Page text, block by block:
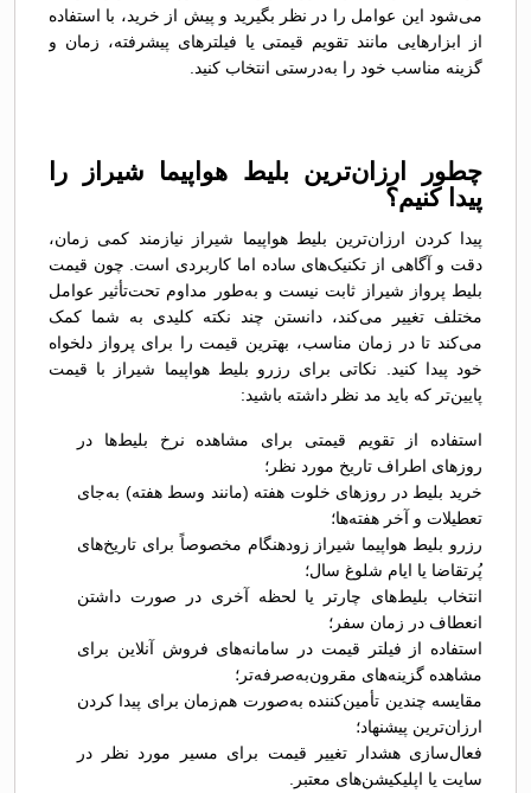
می‌شود این عوامل را در نظر بگیرید و پیش از خرید، با استفاده
از ابزارهایی مانند تقویم قیمتی یا فیلترهای پیشرفته، زمان و
گزینه مناسب خود را به‌درستی انتخاب کنید.
چطور ارزان‌ترین بلیط هواپیما شیراز را
پیدا کنیم؟
پیدا کردن ارزان‌ترین بلیط هواپیما شیراز نیازمند کمی زمان،
دقت و آگاهی از تکنیک‌های ساده اما کاربردی است. چون قیمت
بلیط پرواز شیراز ثابت نیست و به‌طور مداوم تحت‌تأثیر عوامل
مختلف تغییر می‌کند، دانستن چند نکته کلیدی به شما کمک
می‌کند تا در زمان مناسب، بهترین قیمت را برای پرواز دلخواه
خود پیدا کنید. نکاتی برای رزرو بلیط هواپیما شیراز با قیمت
پایین‌تر که باید مد نظر داشته باشید:
استفاده از تقویم قیمتی برای مشاهده نرخ بلیط‌ها در
روزهای اطراف تاریخ مورد نظر؛
خرید بلیط در روزهای خلوت هفته (مانند وسط هفته) به‌جای
تعطیلات و آخر هفته‌ها؛
رزرو بلیط هواپیما شیراز زودهنگام مخصوصاً برای تاریخ‌های
پُرتقاضا یا ایام شلوغ سال؛
انتخاب بلیط‌های چارتر یا لحظه آخری در صورت داشتن
انعطاف در زمان سفر؛
استفاده از فیلتر قیمت در سامانه‌های فروش آنلاین برای
مشاهده گزینه‌های مقرون‌به‌صرفه‌تر؛
مقایسه چندین تأمین‌کننده به‌صورت هم‌زمان برای پیدا کردن
ارزان‌ترین پیشنهاد؛
فعال‌سازی هشدار تغییر قیمت برای مسیر مورد نظر در
سایت یا اپلیکیشن‌های معتبر.